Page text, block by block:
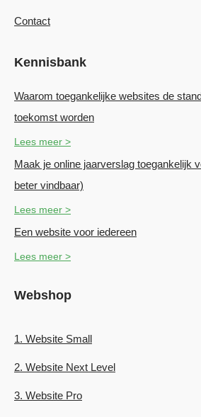
Contact
Kennisbank
Waarom toegankelijke websites de
toekomst worden
Lees meer >
Maak je online jaarverslag toegankelijk
beter vindbaar)
Lees meer >
Een website voor iedereen
Lees meer >
Webshop
1. Website Small
2. Website Next Level
3. Website Pro